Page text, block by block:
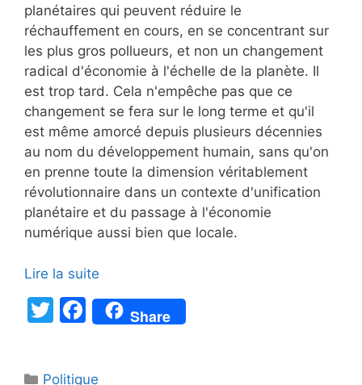
planétaires qui peuvent réduire le
réchauffement en cours, en se concentrant sur
les plus gros pollueurs, et non un changement
radical d'économie à l'échelle de la planète. Il
est trop tard. Cela n'empêche pas que ce
changement se fera sur le long terme et qu'il
est même amorcé depuis plusieurs décennies
au nom du développement humain, sans qu'on
en prenne toute la dimension véritablement
révolutionnaire dans un contexte d'unification
planétaire et du passage à l'économie
numérique aussi bien que locale.
Lire la suite
T
F
a
Share
Catégories
Politique